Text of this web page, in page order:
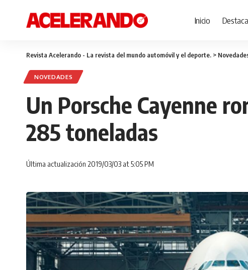
Inicio
Revista Acelerando - La revista del mundo automóvil y el deporte. >
NOVEDADES
Un Porsche Cayenne
285 toneladas
Última actualización 2019/03/03 at 5:05 PM